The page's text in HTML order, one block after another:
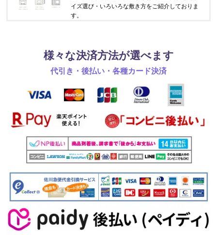
イズ選び・いろいろな敷き方をご紹介しておりま
す。
様々な決済方法が選べます
代引き・後払い・各種カード決済